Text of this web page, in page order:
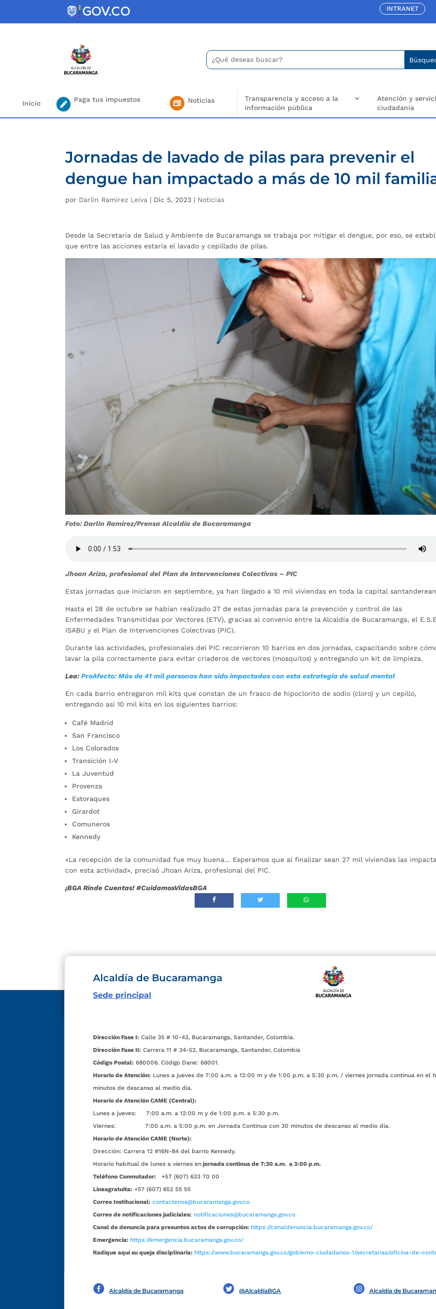
INTRANET
Buscar:
Search
for...
Inicio Paga tus impuestos Noticias
Transparencia y acceso a la
información pública
Atención y
ciudadanía
Jornadas de lavado de pilas para prevenir el
dengue han impactado a más de 10 mil
por Darlin Ramírez Leiva | Dic 5, 2023 | Noticias
Desde la Secretaría de Salud y Ambiente de Bucaramanga se trabaja por mitigar el dengue, por eso, se
que entre las acciones estaría el lavado y cepillado de pilas.
Foto: Darlin Ramírez/Prensa Alcaldía de Bucaramanga
Jhoan Ariza, profesional del Plan de Intervenciones Colectivas – PIC
Estas jornadas que iniciaron en septiembre, ya han llegado a 10 mil viviendas en toda la capital
Hasta el 28 de octubre se habían realizado 27 de estas jornadas para la prevención y control de las
Enfermedades Transmitidas por Vectores (ETV), gracias al convenio entre la Alcaldía de Bucaramanga, el
ISABU y el Plan de Intervenciones Colectivas (PIC).
Durante las actividades, profesionales del PIC recorrieron 10 barrios en dos jornadas, capacitando sobre
lavar la pila correctamente para evitar criaderos de vectores (mosquitos) y entregando un kit de limpieza.
Lea:ProAfecto: Más de 41 mil personas han sido impactadas con esta estrategia de salud mental
En cada barrio entregaron mil kits que constan de un frasco de hipoclorito de sodio (cloro) y un cepillo,
entregando así 10 mil kits en los siguientes barrios:
Café Madrid
San Francisco
Los Colorados
Transición I-V
La Juventud
Provenza
Estoraques
Girardot
Comuneros
Kennedy
«La recepción de la comunidad fue muy buena… Esperamos que al finalizar sean 27 mil viviendas las
con esta actividad», precisó Jhoan Ariza, profesional del PIC.
¡BGA Rinde Cuentas! #CuidamosVidasBGA
Alcaldía de Bucaramanga
Sede principal
Dirección Fase I: Calle 35 # 10-43, Bucaramanga, Santander, Colombia.
Dirección Fase II: Carrera 11 # 34-52, Bucaramanga, Santander, Colombia
Código Postal: 680006. Código Dane: 68001.
Horario de Atención: Lunes a jueves de 7:00 a.m. a 12:00 m y de 1:00 p.m. a 5:30 p.m. / viernes jornada continua en el
minutos de descanso al medio día.
Horario de Atención CAME (Central):
Lunes a jueves: 7:00 a.m. a 12:00 m y de 1:00 p.m. a 5:30 p.m.
Viernes: 7:00 a.m. a 5:00 p.m. en Jornada Continua con 30 minutos de descanso al medio día.
Horario de Atención CAME (Norte):
Dirección: Carrera 12 #16N-84 del barrio Kennedy.
Horario habitual de lunes a viernes en jornada continua de 7:30 a.m. a 3:00 p.m.
Teléfono Conmutador:
+57 (607) 633 70 00
Líneagratuita: +57 (607) 652 55 55
Correo Institucional: contactenos@bucaramanga.gov.co
Correo de notificaciones judiciales: notificaciones@bucaramanga.gov.co
Canal de denuncia para presuntos actos de corrupción: https://canaldenuncia.bucaramanga.gov.co/
Emergencia: https://emergencia.bucaramanga.gov.co/
Radique aquí su queja disciplinaria: https://www.bucaramanga.gov.co/gobierno-ciudadanos-1/secretarias/oficina-de-
Alcaldía de Bucaramanga @AlcaldíaBGA Alcaldía de